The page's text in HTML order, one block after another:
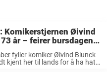
Komikerstjernen Øivind
år – feirer bursdagen
fyller komiker Øivind Blunck
kjent her til lands for å ha hatt